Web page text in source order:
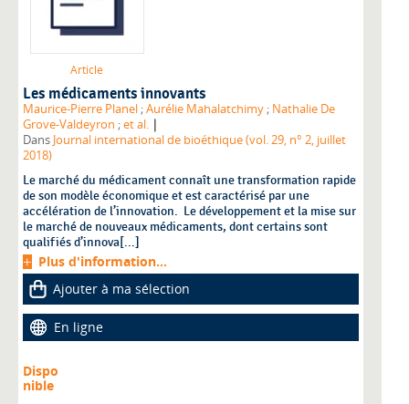
Article
Les médicaments innovants
Maurice-Pierre Planel ;Aurélie Mahalatchimy ; Nathalie De
Grove-Valdeyron ;et al. |
Dans Journal international de bioéthique (vol. 29, n° 2, juillet
2018)
Le marché du médicament connaît une transformation rapide
de son modèle économique et est caractérisé par une
accélération de l’innovation. Le développement et la mise sur
le marché de nouveaux médicaments, dont certains sont
qualifiés d’innova[...]
Plus d'information...
Ajouter à ma sélection
En ligne
Dispo
nible